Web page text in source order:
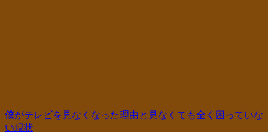
僕がテレビを見なくなった理由と見なくても全く困っていな
い現状